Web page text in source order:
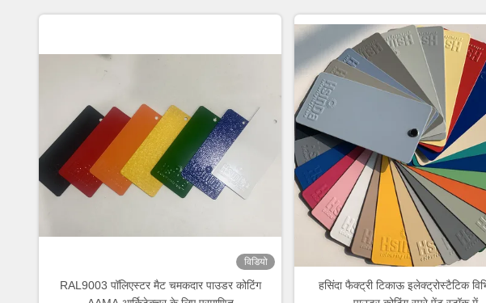
विडियो
RAL9003 पॉलिएस्टर मैट चमकदार पाउडर कोटिंग
हसिंदा फैक्ट्री टिकाऊ इलेक्ट्रोस्टैटिक